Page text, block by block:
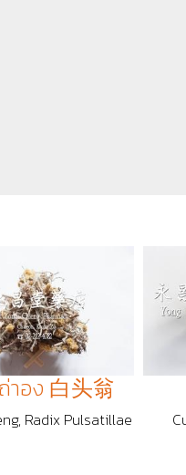
าอง 白头翁
Radix Pulsatillae